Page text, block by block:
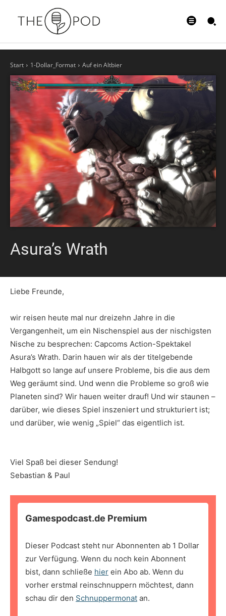
Start 1-Dollar_Format Auf ein Altbier
Asura’s Wrath
Liebe Freunde,
wir reisen heute mal nur dreizehn Jahre in die
Vergangenheit, um ein Nischenspiel aus der nischigsten
Nische zu besprechen: Capcoms Action-Spektakel
Asura’s Wrath. Darin hauen wir als der titelgebende
Halbgott so lange auf unsere Probleme, bis die aus dem
Weg geräumt sind. Und wenn die Probleme so groß wie
Planeten sind? Wir hauen weiter drauf! Und wir staunen –
darüber, wie dieses Spiel inszeniert und strukturiert ist;
und darüber, wie wenig „Spiel“ das eigentlich ist.
Viel Spaß bei dieser Sendung!
Sebastian & Paul
Gamespodcast.de Premium
Dieser Podcast steht nur Abonnenten ab 1 Dollar
zur Verfügung. Wenn du noch kein Abonnent
bist, dann schließe hier ein Abo ab. Wenn du
vorher erstmal reinschnuppern möchtest, dann
schau dir den Schnuppermonat an.